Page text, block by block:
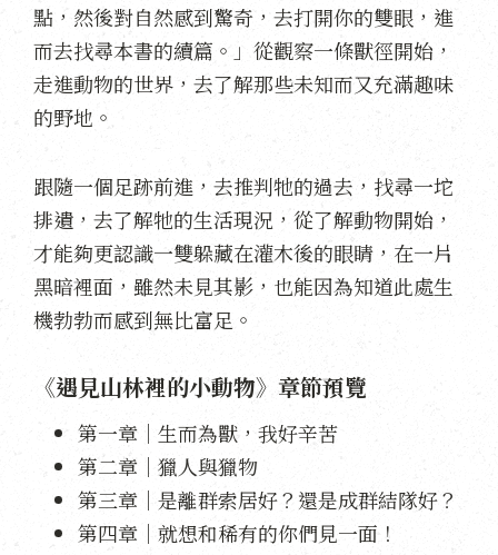
點，然後對自然感到驚奇，去打開你的雙眼，進
而去找尋本書的續篇。」從觀察一條獸徑開始，
走進動物的世界，去了解那些未知而又充滿趣味
的野地。
跟隨一個足跡前進，去推判牠的過去，找尋一坨
排遺，去了解牠的生活現況，從了解動物開始，
才能夠更認識一雙躲藏在灌木後的眼睛，在一片
黑暗裡面，雖然未見其影，也能因為知道此處生
機勃勃而感到無比富足。
《遇見山林裡的小動物》章節預覽
第一章｜生而為獸，我好辛苦
第二章｜獵人與獵物
第三章｜是離群索居好？還是成群結隊好？
第四章｜就想和稀有的你們見一面！